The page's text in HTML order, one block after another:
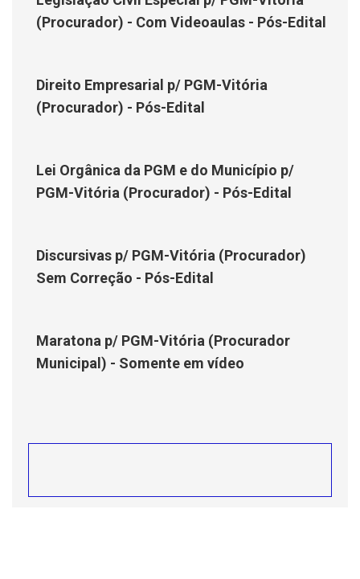
(Procurador) - Com Videoaulas - Pós-Edital
Direito Empresarial p/ PGM-Vitória
(Procurador) - Pós-Edital
Lei Orgânica da PGM e do Município p/
PGM-Vitória (Procurador) - Pós-Edital
Discursivas p/ PGM-Vitória (Procurador)
Sem Correção - Pós-Edital
Maratona p/ PGM-Vitória (Procurador
Municipal) - Somente em vídeo